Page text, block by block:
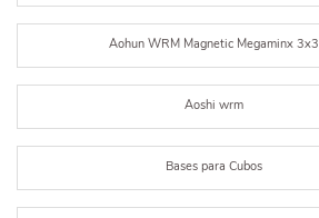
Aohun WRM Magnetic Megaminx 3x3
Aoshi wrm
Bases para Cubos